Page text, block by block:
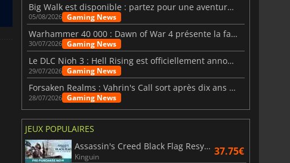
6.77€
Total War WARHAMMER 3
15.48
Big Walk est disponible : partez pour une aventure entre amis
05/08/2026 Gaming News
Warhammer 40 000 : Dawn of War 4 présente la faction des Nécrons
30/07/2026 Gaming News
Le DLC Nioh 3 : Hell Rising est officiellement annoncé
29/07/2026 Gaming News
Forsaken Realms : Vahrin's Call sort après dix ans de développement
28/07/2026 Gaming News
JEUX POPULAIRES
Assassin's Creed Black Flag Resynced
Kinguin 37.75€